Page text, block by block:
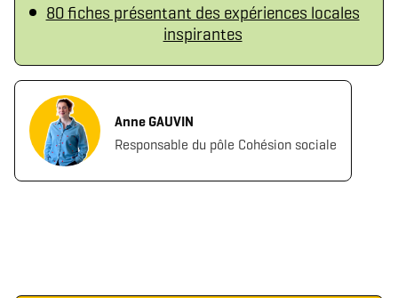
80 fiches présentant des expériences locales
inspirantes
Anne GAUVIN
Responsable du pôle Cohésion sociale